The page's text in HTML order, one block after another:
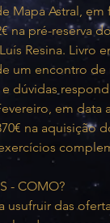
Mapa Astral, em
na pré-reserva
Resina. Livro
um encontro de
dúvidas
em data
na aquisição
- COMO?
usufruir das